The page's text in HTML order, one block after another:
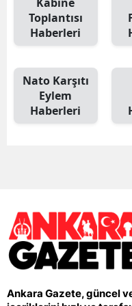
Toplantısı
Haberleri
Nato Karşıtı
Eylem
Haberleri
Ankara Gazete, güncel